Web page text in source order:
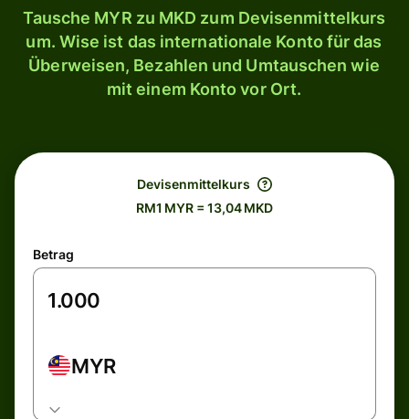
Tausche MYR zu MKD zum Devisenmittelkurs
um. Wise ist das internationale Konto für das
Überweisen, Bezahlen und Umtauschen wie
mit einem Konto vor Ort.
Devisenmittelkurs
RM1 MYR = 13,04 MKD
Betrag
MYR